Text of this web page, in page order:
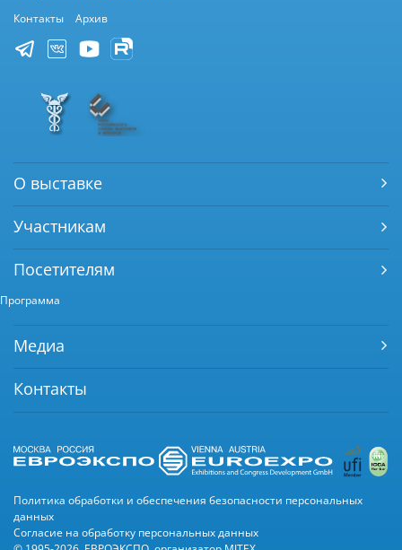
Контакты
Архив
О выставке
Участникам
Посетителям
Программа
Медиа
Контакты
Политика обработки и обеспечения безопасности персональных
данных
Согласие на обработку персональных данных